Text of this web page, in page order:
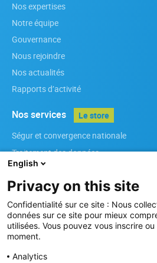
Nos expertises
Notre équipe
Gouvernance
Nous rejoindre
Nos actualités
Rapports d’activité
Nos services
Ségur et convergence nationale
Traitement des données
Infrastructures
Référenciels régionaux
Services métiers
Sécurité des Systèmes d’Information
Le store
Nos membres
English
Privacy on this site
Confidentialité sur ce site : Nous
données sur ce site pour mieux
utilisées. Vous pouvez vous inscrire
moment.
Analytics